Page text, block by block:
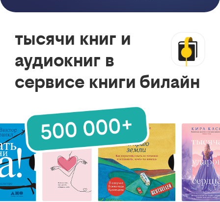
тысячи книг и
аудиокниг в
сервисе книги билайн